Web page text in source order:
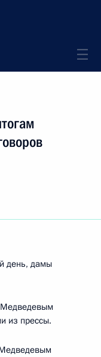
день, дамы
Медведевым
из прессы.